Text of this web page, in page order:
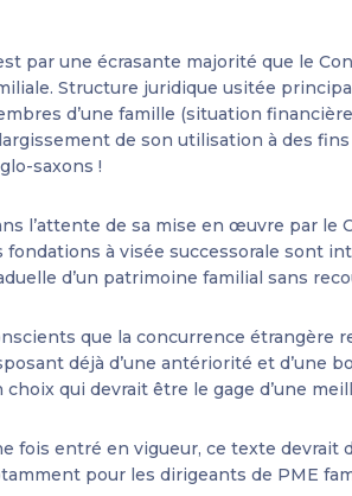
par une écrasante majorité que le
Structure juridique usitée
d’une famille (situation
de son utilisation à des
saxons !
l’attente de sa mise en œuvre par le
fondations à visée successorale sont
d’un patrimoine familial sans
que la concurrence étrangère
déjà d’une antériorité et d’une
choix qui devrait être le gage d’une
fois entré en vigueur, ce texte
pour les dirigeants de PME